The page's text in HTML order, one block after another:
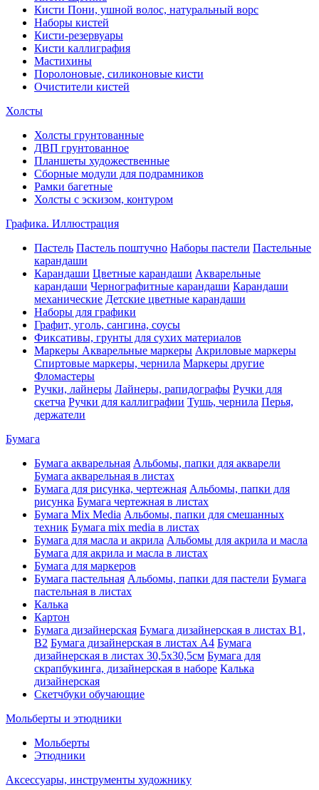
Кисти Пони, ушной волос, натуральный ворс
Наборы кистей
Кисти-резервуары
Кисти каллиграфия
Мастихины
Поролоновые, силиконовые кисти
Очистители кистей
Холсты
Холсты грунтованные
ДВП грунтованное
Планшеты художественные
Сборные модули для подрамников
Рамки багетные
Холсты c эскизом, контуром
Графика. Иллюстрация
Пастель Пастель поштучно Наборы пастели Пастельные
карандаши
Карандаши Цветные карандаши Акварельные
карандаши Чернографитные карандаши Карандаши
механические Детские цветные карандаши
Наборы для графики
Графит, уголь, сангина, соусы
Фиксативы, грунты для сухих материалов
Маркеры Акварельные маркеры Акриловые маркеры
Спиртовые маркеры, чернила Маркеры другие
Фломастеры
Ручки, лайнеры Лайнеры, рапидографы Ручки для
скетча Ручки для каллиграфии Тушь, чернила Перья,
держатели
Бумага
Бумага акварельная Альбомы, папки для акварели
Бумага акварельная в листах
Бумага для рисунка, чертежная Альбомы, папки для
рисунка Бумага чертежная в листах
Бумага Mix Media Альбомы, папки для смешанных
техник Бумага mix media в листах
Бумага для масла и акрила Альбомы для акрила и масла
Бумага для акрила и масла в листах
Бумага для маркеров
Бумага пастельная Альбомы, папки для пастели Бумага
пастельная в листах
Калька
Картон
Бумага дизайнерская Бумага дизайнерская в листах В1,
В2 Бумага дизайнерская в листах А4 Бумага
дизайнерская в листах 30,5х30,5см Бумага для
скрапбукинга, дизайнерская в наборе Калька
дизайнерская
Скетчбуки обучающие
Мольберты и этюдники
Мольберты
Этюдники
Аксессуары, инструменты художнику